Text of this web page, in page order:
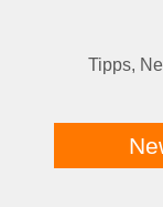
Tipps,